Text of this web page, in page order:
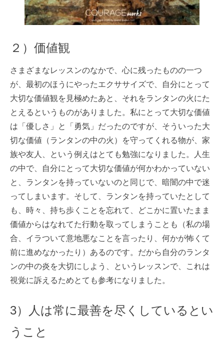
２）価値観
さまざまなレッスンのなかで、心に残ったものの一つ
が、最初のほうにやったエクササイズで、自分にとって
大切な価値観を見極めたあと、それをランタンの火にた
とえるというものがありました。私にとって大切な価値
は「優しさ」と「勇気」だったのですが、そういった大
切な価値（ランタンの中の火）を守ってくれる物が、家
族や友人、という例えはとても勉強になりました。人生
の中で、自分にとって大切な価値が何かわかっていない
と、ランタンを持っていないのと同じで、暗闇の中で迷
ってしまいます。そして、ランタンを持っていたとして
も、時々、持ち歩くことを忘れて、どこかに置いたまま
価値からはなれてた行動を取ってしまうことも（私の場
合、イラついて意地悪なことを言ったり、何かが怖くて
前に進めなかったり）あるのです。だから自分のランタ
ンの中の炎を大切にしよう、というレッスンで、これは
視覚に訴えるためとても参考になりました。
3）人は常に最善を尽くしているとい
うこと